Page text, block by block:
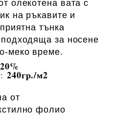
олекотена вата с
на ръкавите и
тънка
за носене
меко време.
240гр./м2
от
фолио